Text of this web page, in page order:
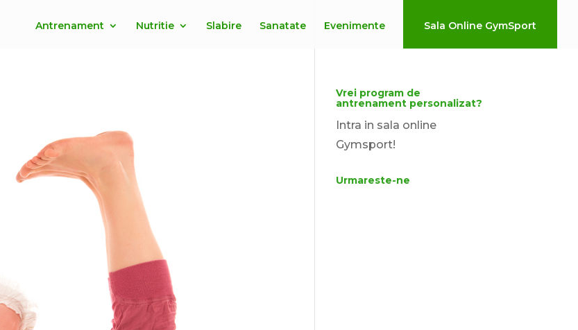
Antrenament Nutritie Slabire Sanatate Evenimente Sala Online GymSport
Vrei program de
antrenament personalizat?
Intra in sala online
Gymsport!
Urmareste-ne